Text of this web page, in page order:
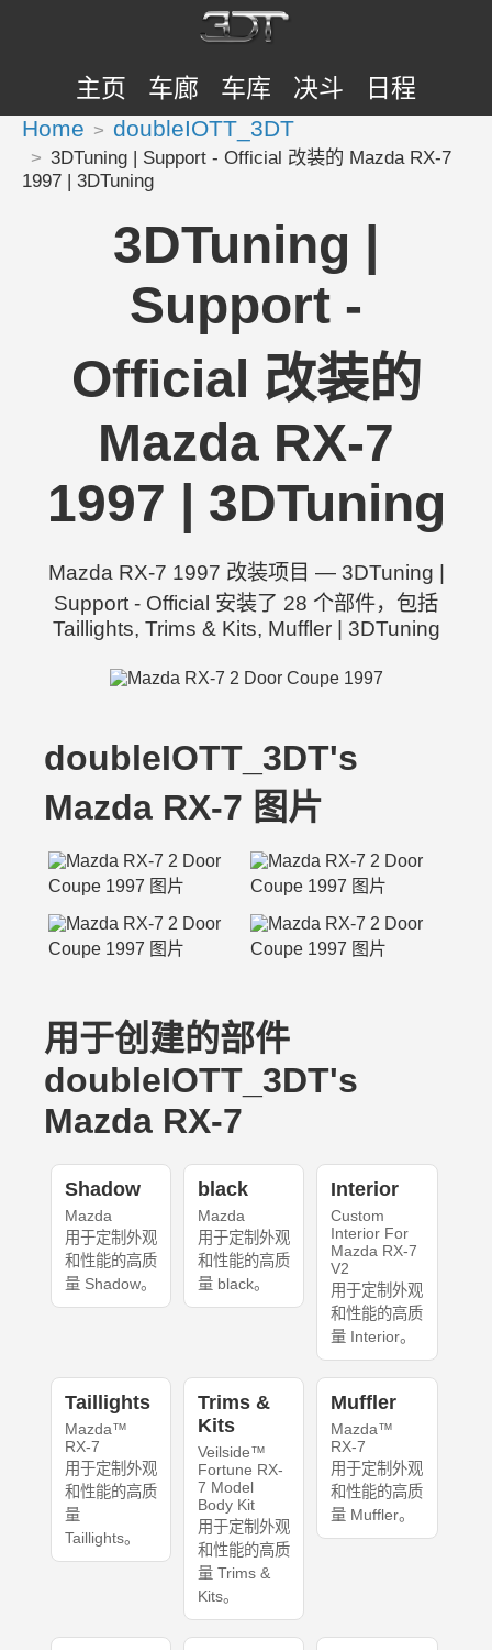
主页 车廊 车库 决斗 日程
Home doubleIOTT_3DT
3DTuning | Support - Official 改装的 Mazda RX-7
1997 | 3DTuning
3DTuning |
Support -
Official 改装的
Mazda RX-7
1997 | 3DTuning
Mazda RX-7 1997 改装项目 — 3DTuning |
Support - Official 安装了 28 个部件，包括
Taillights, Trims & Kits, Muffler | 3DTuning
doubleIOTT_3DT's
Mazda RX-7 图片
用于创建的部件
doubleIOTT_3DT's
Mazda RX-7
Shadow
Mazda
用于定制外观
和性能的高质
量 Shadow。
black
Mazda
用于定制外观
和性能的高质
量 black。
Interior
Custom
Interior For
Mazda RX-7
V2
用于定制外观
和性能的高质
量 Interior。
Taillights
Mazda™
RX-7
用于定制外观
和性能的高质
量
Taillights。
Trims &
Kits
Veilside™
Fortune RX-
7 Model
Body Kit
用于定制外观
和性能的高质
量 Trims &
Kits。
Muffler
Mazda™
RX-7
用于定制外观
和性能的高质
量 Muffler。